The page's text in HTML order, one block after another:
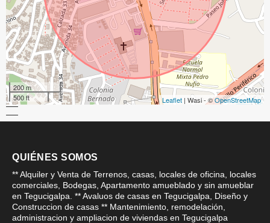
200 m
500 ft
Leaflet | Wasi - ©OpenStreetMap
QUIÉNES SOMOS
** Alquiler y Venta de Terrenos, casas, locales de oficina, locales
comerciales, Bodegas, Apartamento amueblado y sin amueblar
en Tegucigalpa. ** Avaluos de casas en Tegucigalpa, Diseño y
Construccion de casas ** Mantenimiento, remodelación,
administracion y ampliacion de viviendas en Tegucigalpa